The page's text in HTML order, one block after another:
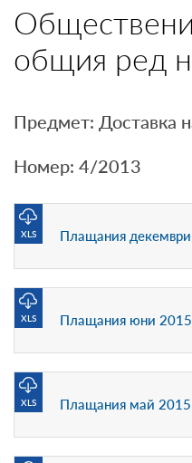
ТЪРГОВЕ И ПРОДАЖБИ
MYENERGO-PRO
общия ред
Предмет: Доставка
Номер: 4/2013
Плащания
XLS
Плащания юни
XLS
Плащания май
XLS